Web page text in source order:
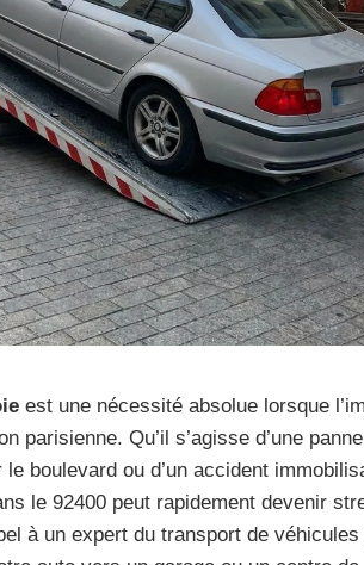
est une nécessité absolue lorsque
parisienne. Qu’il s’agisse d’une panne
boulevard ou d’un accident
le 92400 peut rapidement devenir
à un expert du transport de